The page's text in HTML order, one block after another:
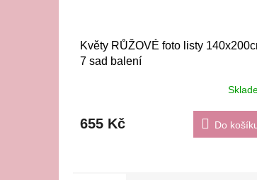
Květy RŮŽOVÉ foto listy
7 sad balení
655 Kč Do